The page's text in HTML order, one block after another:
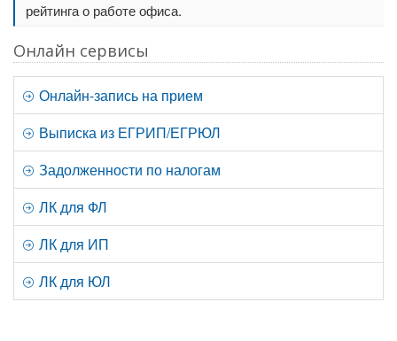
рейтинга о работе офиса.
Онлайн сервисы
Онлайн-запись на прием
Выписка из ЕГРИП/ЕГРЮЛ
Задолженности по налогам
ЛК для ФЛ
ЛК для ИП
ЛК для ЮЛ